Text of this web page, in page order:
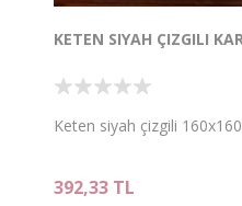
KETEN SIYAH ÇIZGILI
Keten siyah çizgili
392,33 TL